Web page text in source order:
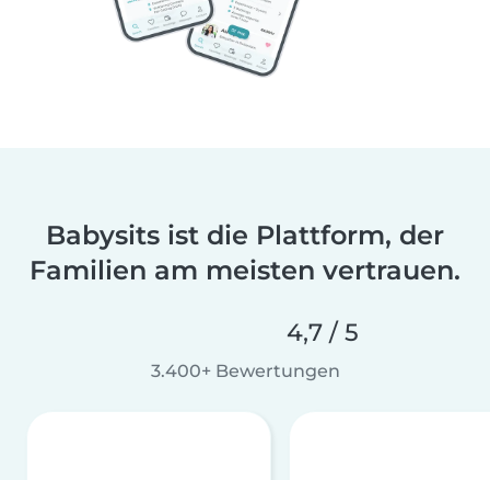
Babysits ist die Plattform, der
Familien am meisten vertrauen.
4,7 / 5
3.400+ Bewertungen